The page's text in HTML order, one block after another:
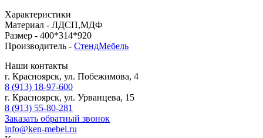
Характеристики
Материал - ЛДСП,МДФ
Размер - 400*314*920
Производитель - СтендМебель
Наши контакты
г. Красноярск, ул. Побежимова, 4
8 (913) 18-97-600
г. Красноярск, ул. Урванцева, 15
8 (913) 55-80-281
Заказать обратный звонок
info@ken-mebel.ru